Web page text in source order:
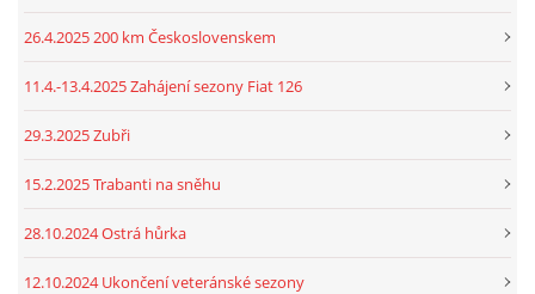
26.4.2025 200 km Československem
11.4.-13.4.2025 Zahájení sezony Fiat 126
29.3.2025 Zubři
15.2.2025 Trabanti na sněhu
28.10.2024 Ostrá hůrka
12.10.2024 Ukončení veteránské sezony